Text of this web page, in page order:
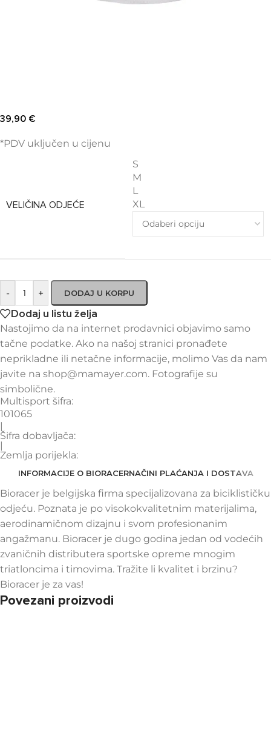
39,90 €
*PDV uključen u cijenu
VELIČINA ODJEĆE
S
M
L
XL
- + DODAJ U KORPU
Dodaj u listu želja
Nastojimo da na internet prodavnici objavimo samo
tačne podatke. Ako na našoj stranici pronađete
neprikladne ili netačne informacije, molimo Vas da nam
javite na shop@mamayer.com. Fotografije su
simbolične.
Multisport šifra:
101065
|
Šifra dobavljača:
|
Zemlja porijekla:
INFORMACIJE O BIORACERNAČINI PLAĆANJA I DOSTAVA
Bioracer je belgijska firma specijalizovana za biciklističku
odjeću. Poznata je po visokokvalitetnim materijalima,
aerodinamičnom dizajnu i svom profesionanim
angažmanu. Bioracer je dugo godina jedan od vodećih
zvaničnih distributera sportske opreme mnogim
triatloncima i timovima. Tražite li kvalitet i brzinu?
Bioracer je za vas!
Povezani proizvodi